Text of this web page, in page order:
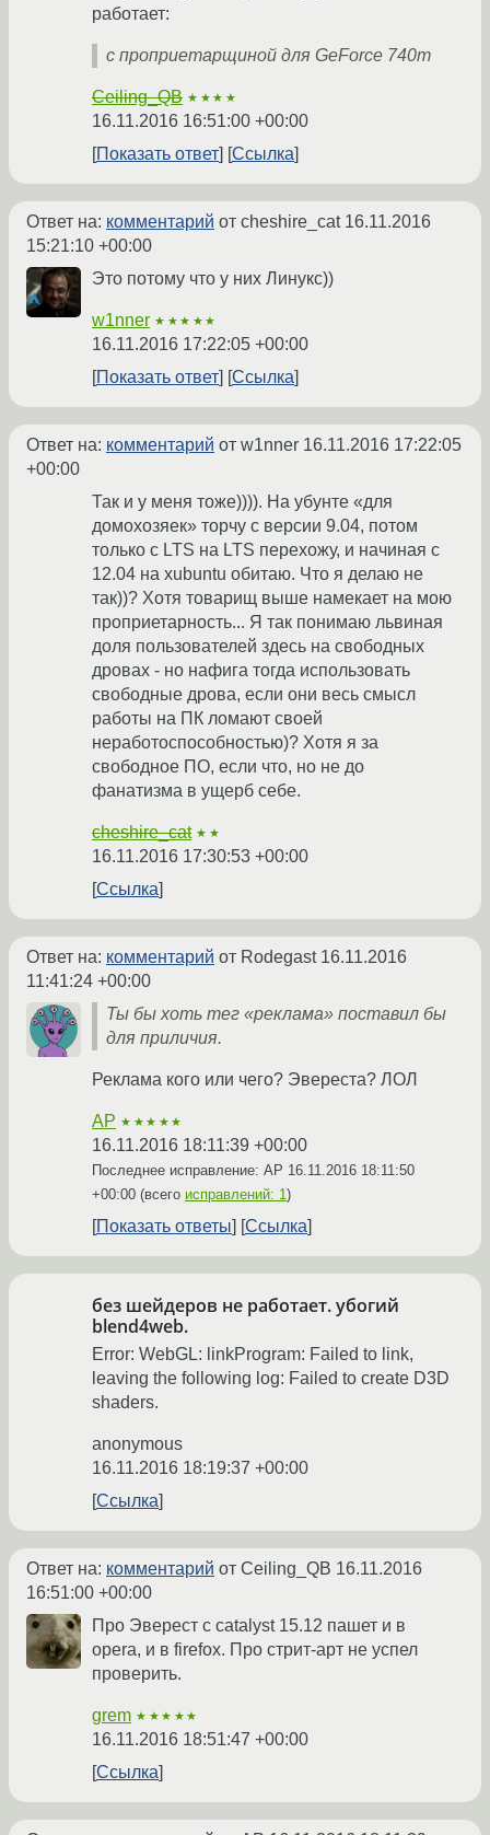
работает:
с проприетарщиной для GeForce 740m
Ceiling_QB ★★★★
16.11.2016 16:51:00 +00:00
Показать ответ
Ссылка
Ответ на: комментарий от cheshire_cat 16.11.2016
15:21:10 +00:00
Это потому что у них Линукс))
w1nner ★★★★★
16.11.2016 17:22:05 +00:00
Показать ответ
Ссылка
Ответ на: комментарий от w1nner 16.11.2016 17:22:05
+00:00
Так и у меня тоже)))). На убунте «для
домохозяек» торчу с версии 9.04, потом
только с LTS на LTS перехожу, и начиная с
12.04 на xubuntu обитаю. Что я делаю не
так))? Хотя товарищ выше намекает на мою
проприетарность... Я так понимаю львиная
доля пользователей здесь на свободных
дровах - но нафига тогда использовать
свободные дрова, если они весь смысл
работы на ПК ломают своей
неработоспособностью)? Хотя я за
свободное ПО, если что, но не до
фанатизма в ущерб себе.
cheshire_cat ★★
16.11.2016 17:30:53 +00:00
Ссылка
Ответ на: комментарий от Rodegast 16.11.2016
11:41:24 +00:00
Ты бы хоть тег «реклама» поставил бы
для приличия.
Реклама кого или чего? Эвереста? ЛОЛ
AP ★★★★★
16.11.2016 18:11:39 +00:00
Последнее исправление: AP 16.11.2016 18:11:50
+00:00 (всего исправлений: 1)
Показать ответы Ссылка
без шейдеров не работает. убогий
blend4web.
Error: WebGL: linkProgram: Failed to link,
leaving the following log: Failed to create D3D
shaders.
anonymous
16.11.2016 18:19:37 +00:00
Ссылка
Ответ на: комментарий от Ceiling_QB 16.11.2016
16:51:00 +00:00
Про Эверест с catalyst 15.12 пашет и в
opera, и в firefox. Про стрит-арт не успел
проверить.
grem ★★★★★
16.11.2016 18:51:47 +00:00
Ссылка